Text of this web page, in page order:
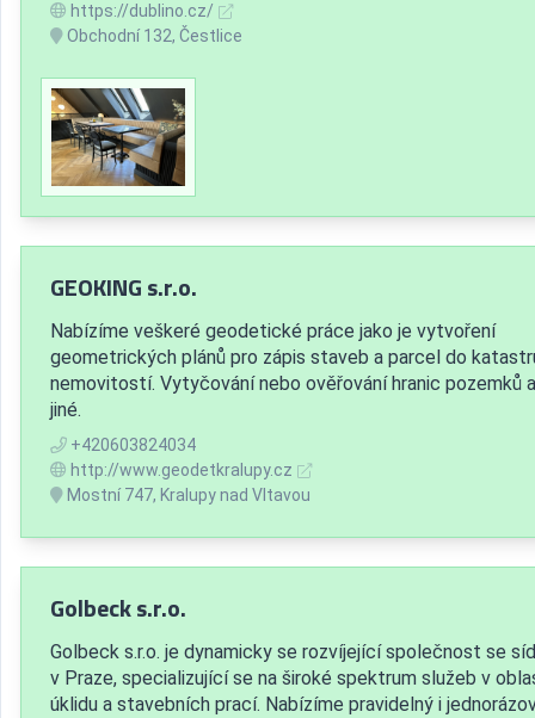
https://dublino.cz/
Obchodní 132, Čestlice
GEOKING s.r.o.
Nabízíme veškeré geodetické práce jako je vytvoření
geometrických plánů pro zápis staveb a parcel do
nemovitostí. Vytyčování nebo ověřování hranic pozemků a
jiné.
+420603824034
http://www.geodetkralupy.cz
Mostní 747, Kralupy nad Vltavou
Golbeck s.r.o.
Golbeck s.r.o. je dynamicky se rozvíjející společnost se
v Praze, specializující se na široké spektrum služeb v
úklidu a stavebních prací. Nabízíme pravidelný i